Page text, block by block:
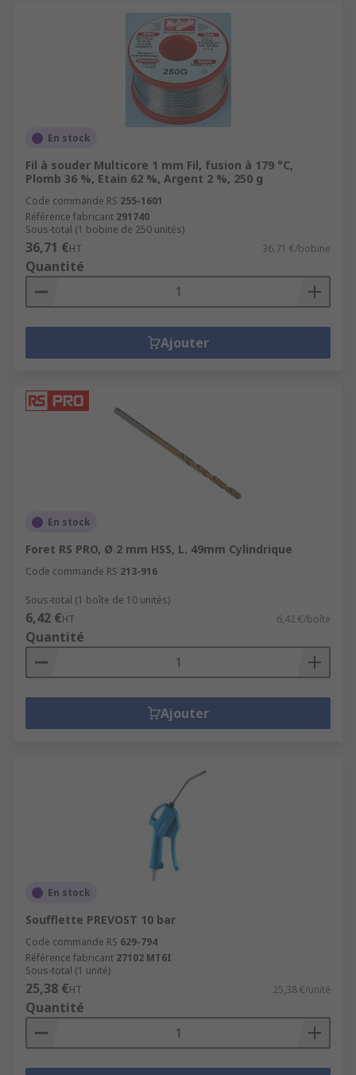
En stock
Fil à souder Multicore 1 mm Fil, fusion à 179 °C,
Plomb 36 %, Etain 62 %, Argent 2 %, 250 g
Code commande RS 255-1601
Référence fabricant 291740
Sous-total (1 bobine de 250 unités)
36,71 €HT 36,71 €/bobine
Quantité
Ajouter
En stock
Foret RS PRO, Ø 2 mm HSS, L. 49mm Cylindrique
Code commande RS 213-916
Sous-total (1 boîte de 10 unités)
6,42 €HT 6,42 €/boîte
Quantité
Ajouter
En stock
Soufflette PREVOST 10 bar
Code commande RS 629-794
Référence fabricant 27102 MT6I
Sous-total (1 unité)
25,38 €HT 25,38 €/unité
Quantité